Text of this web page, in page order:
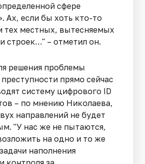
сфере
Ах, если бы хоть кто-то
тех местных, вытесняемых
строек…" – отметил он.
решения проблемы
прямо сейчас
систему цифрового ID
– по мнению Николаева,
направлений не будет
"У нас же не пытаются,
на одно и то же
наполнения